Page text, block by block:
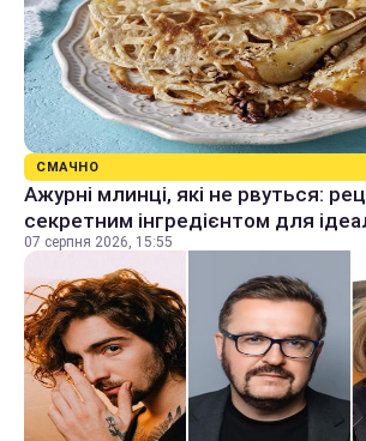
СМАЧНО
Ажурні млинці, які не рвуться:
секретним інгредієнтом для
07 серпня 2026, 15:55